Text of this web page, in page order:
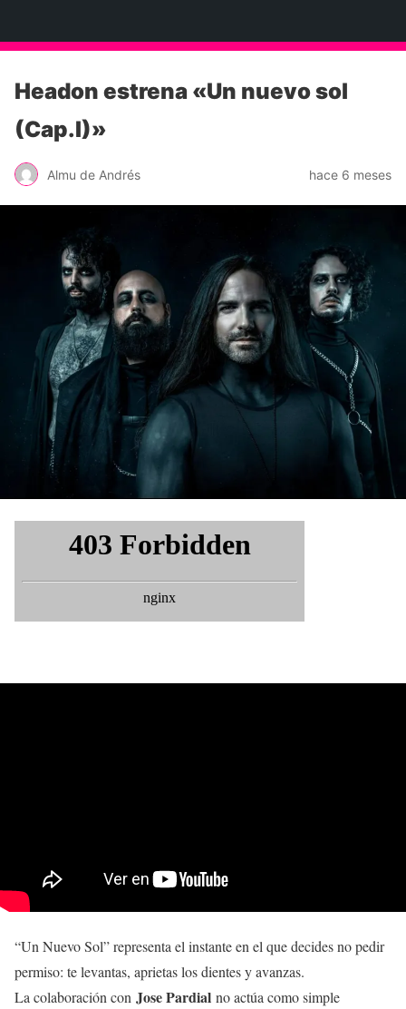
Headon estrena «Un nuevo sol
(Cap.I)»
Almu de Andrés hace 6 meses
“Un Nuevo Sol” representa el instante en el que decides no pedir
permiso: te levantas, aprietas los dientes y avanzas.
La colaboración con Jose Pardial no actúa como simple